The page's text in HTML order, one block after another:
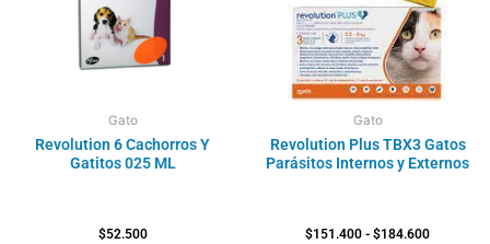
Gato
Revolution 6 Cachorros Y
Gatitos 025 ML
$52.500
Gato
Revolution Plus TBX3 Gatos
Parásitos Internos y Externos
$151.400 - $184.600